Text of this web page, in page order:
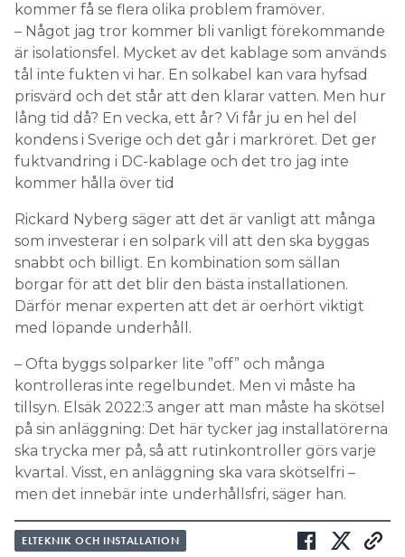
kommer få se flera olika problem framöver.
– Något jag tror kommer bli vanligt förekommande
är isolationsfel. Mycket av det kablage som används
tål inte fukten vi har. En solkabel kan vara hyfsad
prisvärd och det står att den klarar vatten. Men hur
lång tid då? En vecka, ett år? Vi får ju en hel del
kondens i Sverige och det går i markröret. Det ger
fuktvandring i DC-kablage och det tro jag inte
kommer hålla över tid
Rickard Nyberg säger att det är vanligt att många
som investerar i en solpark vill att den ska byggas
snabbt och billigt. En kombination som sällan
borgar för att det blir den bästa installationen.
Därför menar experten att det är oerhört viktigt
med löpande underhåll.
– Ofta byggs solparker lite ”off” och många
kontrolleras inte regelbundet. Men vi måste ha
tillsyn. Elsäk 2022:3 anger att man måste ha skötsel
på sin anläggning: Det här tycker jag installatörerna
ska trycka mer på, så att rutinkontroller görs varje
kvartal. Visst, en anläggning ska vara skötselfri –
men det innebär inte underhållsfri, säger han.
ELTEKNIK OCH INSTALLATION